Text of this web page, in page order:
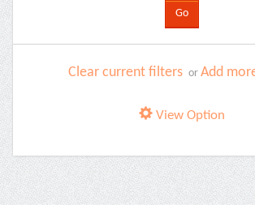
Clear current filters or Add
View Option